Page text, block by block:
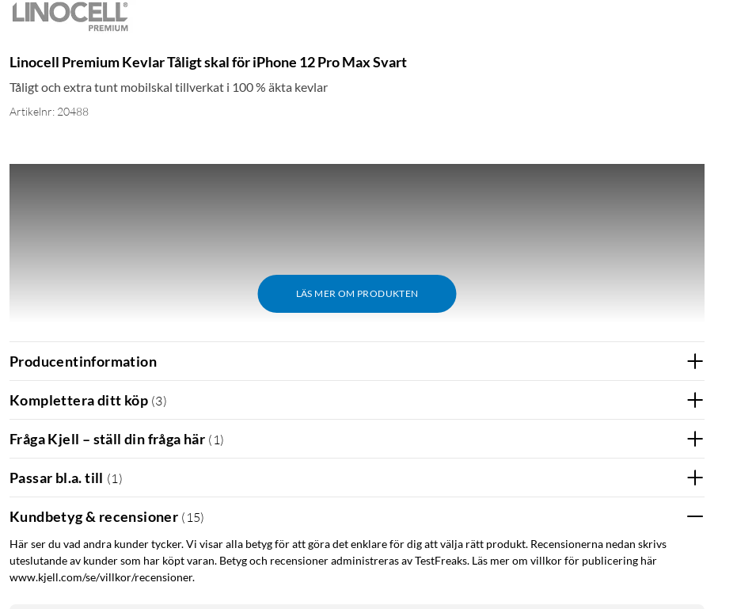
Linocell Premium Kevlar Tåligt skal för iPhone 12 Pro Max Svart
Tåligt och extra tunt mobilskal tillverkat i 100 % äkta kevlar
Artikelnr: 20488
LÄS MER OM PRODUKTEN
Producentinformation
Komplettera ditt köp (3)
Fråga Kjell – ställ din fråga här ( 1 )
Passar bl.a. till (1 )
Kundbetyg & recensioner ( 15)
Här ser du vad andra kunder tycker. Vi visar alla betyg för att göra det enklare för dig att välja rätt produkt. Recensionerna nedan skrivs
uteslutande av kunder som har köpt varan. Betyg och recensioner administreras av TestFreaks. Läs mer om villkor för publicering här
www.kjell.com/se/villkor/recensioner.